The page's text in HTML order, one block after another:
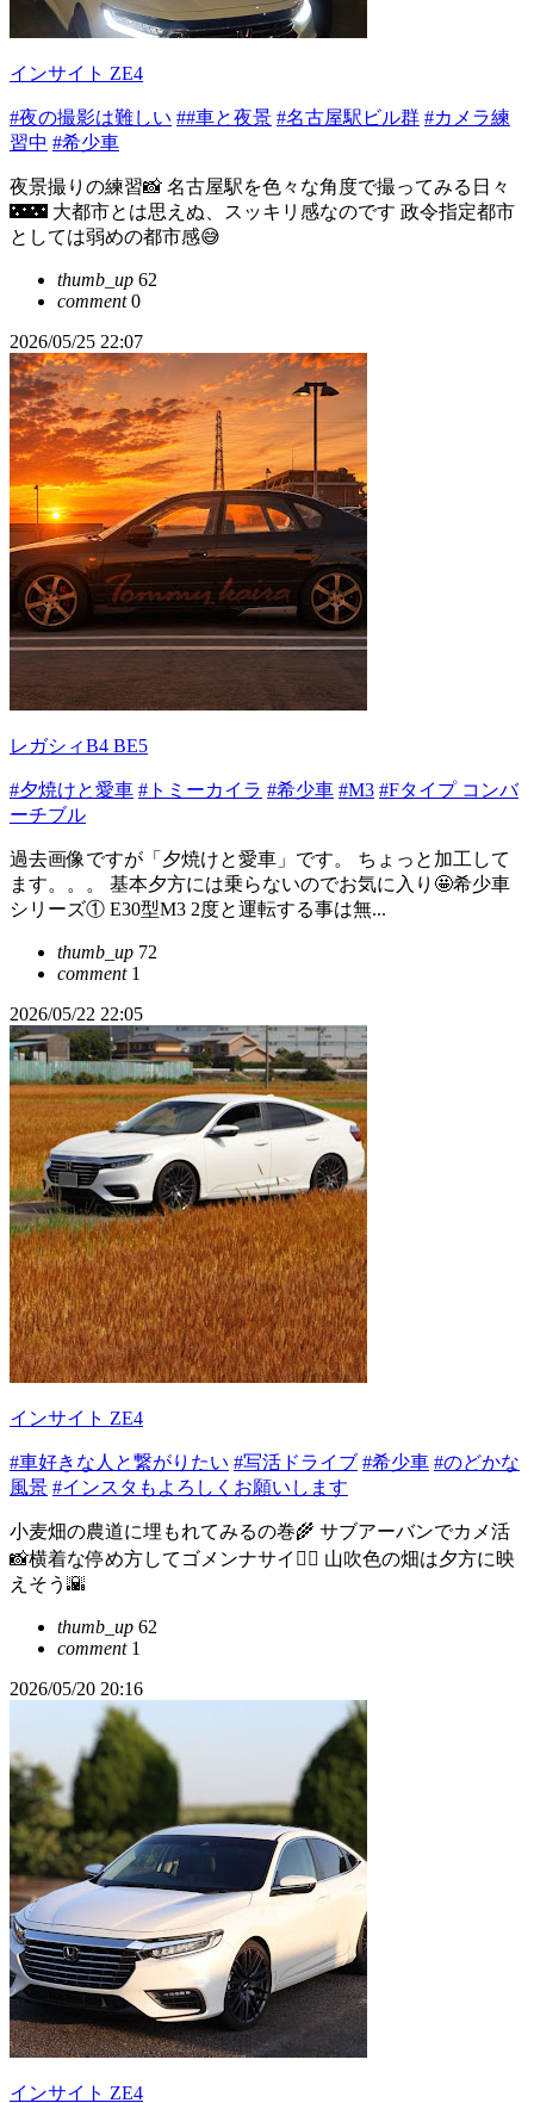
インサイト ZE4
#夜の撮影は難しい ##車と夜景 #名古屋駅ビル群 #カメラ練
習中 #希少車
夜景撮りの練習📸 名古屋駅を色々な角度で撮ってみる日々
🌃🌃 大都市とは思えぬ、スッキリ感なのです 政令指定都市
としては弱めの都市感😅
thumb_up 62
comment0
2026/05/25 22:07
レガシィB4 BE5
#夕焼けと愛車 #トミーカイラ #希少車 #M3 #Fタイプ コンバ
ーチブル
過去画像ですが「夕焼けと愛車」です。 ちょっと加工して
ます。。。 基本夕方には乗らないのでお気に入り🤩希少車
シリーズ① E30型M3 2度と運転する事は無...
thumb_up 72
comment1
2026/05/22 22:05
インサイト ZE4
#車好きな人と繋がりたい #写活ドライブ #希少車 #のどかな
風景 #インスタもよろしくお願いします
小麦畑の農道に埋もれてみるの巻🌾 サブアーバンでカメ活
📸横着な停め方してゴメンナサイ🙇‍♀️ 山吹色の畑は夕方に映
えそう🌇
thumb_up 62
comment1
2026/05/20 20:16
インサイト ZE4